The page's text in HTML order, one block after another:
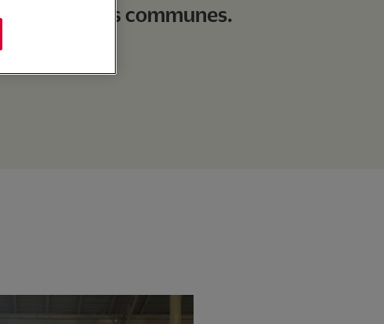
des valeurs communes.